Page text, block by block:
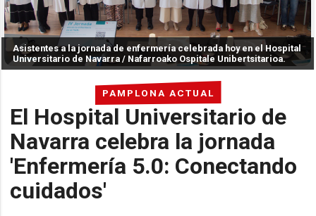
PAMPLONA ACTUAL
El Hospital Universitario de
Navarra celebra la jornada
'Enfermería 5.0: Conectando
cuidados'
Asistentes a la jornada de enfermería celebrada hoy en el Hospital
Universitario de Navarra / Nafarroako Ospitale Unibertsitarioa.